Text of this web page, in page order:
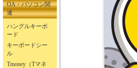
OA・パソコン関
連
ハングルキーボ
ード
キーボードシー
ル
Tmoney（Tマネ